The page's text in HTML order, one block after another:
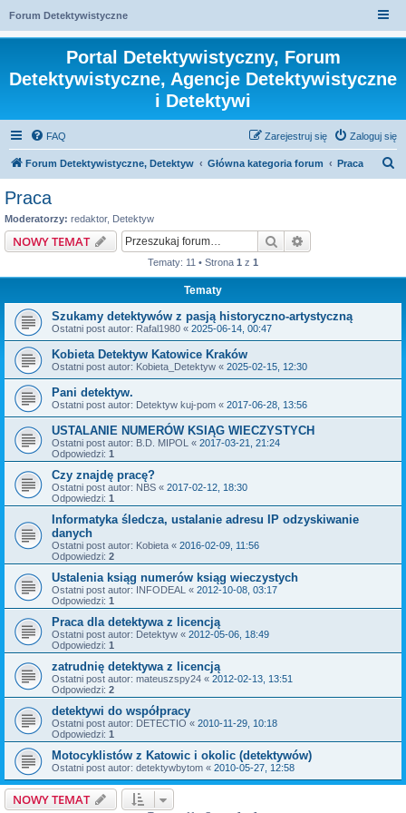
Forum Detektywistyczne
Portal Detektywistyczny, Forum
Detektywistyczne, Agencje Detektywistyczne
i Detektywi
FAQ Zaloguj się
Zarejestruj się
Forum Detektywistyczne, Detektyw Główna kategoria forum Praca
Praca
Moderatorzy: redaktor, Detektyw
NOWY TEMAT Szukaj
Tematy: 11 • Strona 1 z 1
Tematy
Szukamy detektywów z pasją historyczno-artystyczną
Ostatni post autor: Rafal1980 « 2025-06-14, 00:47
Kobieta Detektyw Katowice Kraków
Ostatni post autor: Kobieta_Detektyw « 2025-02-15, 12:30
Pani detektyw.
Ostatni post autor: Detektyw kuj-pom « 2017-06-28, 13:56
USTALANIE NUMERÓW KSIĄG WIECZYSTYCH
Ostatni post autor: B.D. MIPOL « 2017-03-21, 21:24
Odpowiedzi: 1
Czy znajdę pracę?
Ostatni post autor: NBS « 2017-02-12, 18:30
Odpowiedzi: 1
Informatyka śledcza, ustalanie adresu IP odzyskiwanie
danych
Ostatni post autor: Kobieta « 2016-02-09, 11:56
Odpowiedzi: 2
Ustalenia ksiąg numerów ksiąg wieczystych
Ostatni post autor: INFODEAL « 2012-10-08, 03:17
Odpowiedzi: 1
Praca dla detektywa z licencją
Ostatni post autor: Detektyw « 2012-05-06, 18:49
Odpowiedzi: 1
zatrudnię detektywa z licencją
Ostatni post autor: mateuszspy24 « 2012-02-13, 13:51
Odpowiedzi: 2
detektywi do współpracy
Ostatni post autor: DETECTIO « 2010-11-29, 10:18
Odpowiedzi: 1
Motocyklistów z Katowic i okolic (detektywów)
Ostatni post autor: detektywbytom « 2010-05-27, 12:58
NOWY TEMAT